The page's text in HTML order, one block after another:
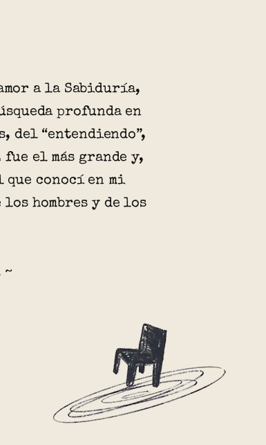
a la Sabiduría,
profunda en
del “entendiendo”,
el más grande y,
conocí en mi
hombres y de los
~